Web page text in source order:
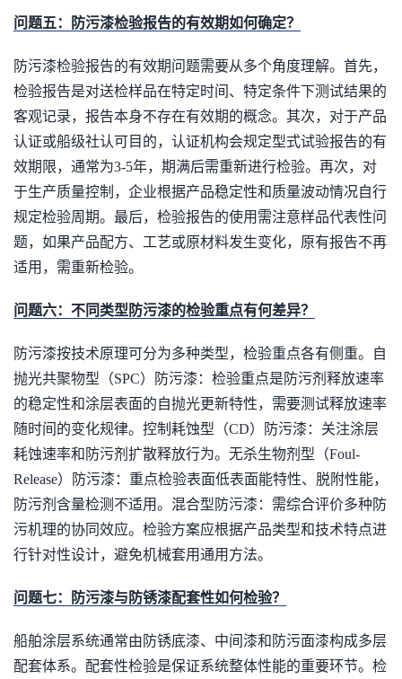
问题五：防污漆检验报告的有效期如何确定？
防污漆检验报告的有效期问题需要从多个角度理解。首先，
检验报告是对送检样品在特定时间、特定条件下测试结果的
客观记录，报告本身不存在有效期的概念。其次，对于产品
认证或船级社认可目的，认证机构会规定型式试验报告的有
效期限，通常为3-5年，期满后需重新进行检验。再次，对
于生产质量控制，企业根据产品稳定性和质量波动情况自行
规定检验周期。最后，检验报告的使用需注意样品代表性问
题，如果产品配方、工艺或原材料发生变化，原有报告不再
适用，需重新检验。
问题六：不同类型防污漆的检验重点有何差异？
防污漆按技术原理可分为多种类型，检验重点各有侧重。自
抛光共聚物型（SPC）防污漆：检验重点是防污剂释放速率
的稳定性和涂层表面的自抛光更新特性，需要测试释放速率
随时间的变化规律。控制耗蚀型（CD）防污漆：关注涂层
耗蚀速率和防污剂扩散释放行为。无杀生物剂型（Foul-
Release）防污漆：重点检验表面低表面能特性、脱附性能，
防污剂含量检测不适用。混合型防污漆：需综合评价多种防
污机理的协同效应。检验方案应根据产品类型和技术特点进
行针对性设计，避免机械套用通用方法。
问题七：防污漆与防锈漆配套性如何检验？
船舶涂层系统通常由防锈底漆、中间漆和防污面漆构成多层
配套体系。配套性检验是保证系统整体性能的重要环节。检